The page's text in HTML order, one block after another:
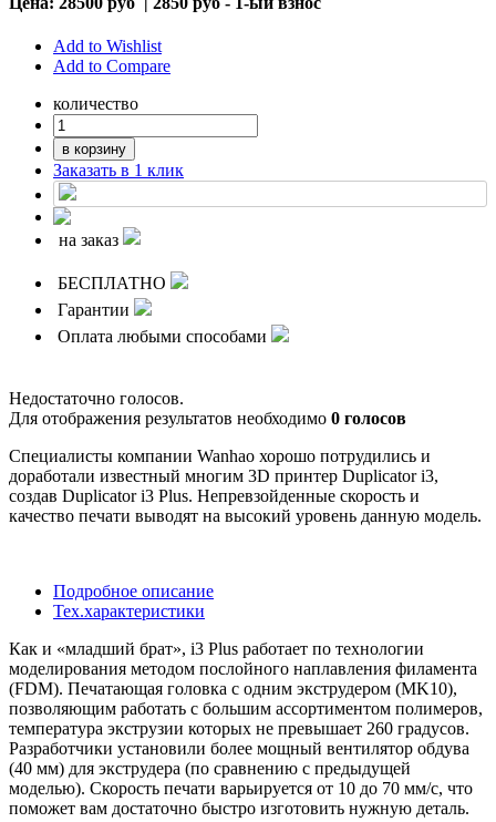
Add to Wishlist
Add to Compare
количество
в корзину
Заказать в 1 клик
на заказ
БЕСПЛАТНО
Гарантии
Оплата любыми способами
Недостаточно голосов.
Для отображения результатов необходимо 0 голосов
Специалисты компании Wanhao хорошо потрудились и
доработали известный многим 3D принтер Duplicator i3,
создав Duplicator i3 Plus. Непревзойденные скорость и
качество печати выводят на высокий уровень данную модель.
Подробное описание
Тех.характеристики
Как и «младший брат», i3 Plus работает по технологии
моделирования методом послойного наплавления филамента
(FDM). Печатающая головка с одним экструдером (MK10),
позволяющим работать с большим ассортиментом полимеров,
температура экструзии которых не превышает 260 градусов.
Разработчики установили более мощный вентилятор обдува
(40 мм) для экструдера (по сравнению с предыдущей
моделью). Скорость печати варьируется от 10 до 70 мм/с, что
поможет вам достаточно быстро изготовить нужную деталь.